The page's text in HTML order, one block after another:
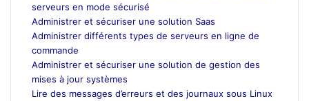
serveurs en mode sécurisé
Administrer et sécuriser une solution Saas
Administrer différents types de serveurs en ligne de
commande
Administrer et sécuriser une solution de gestion des
mises à jour systèmes
Lire des messages d’erreurs et des journaux sous Linux